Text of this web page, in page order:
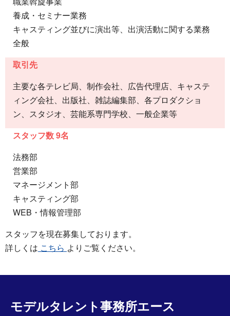
養成・セミナー業務
キャスティング並びに演出等、出演活動に関する業務
全般
取引先
主要な各テレビ局、制作会社、広告代理店、キャステ
ィング会社、出版社、雑誌編集部、各プロダクショ
ン、スタジオ、芸能系専門学校、一般企業等
スタッフ数 9名
法務部
営業部
マネージメント部
キャスティング部
WEB・情報管理部
スタッフを現在募集しております。
詳しくは こちら よりご覧ください。
モデルタレント事務所エース